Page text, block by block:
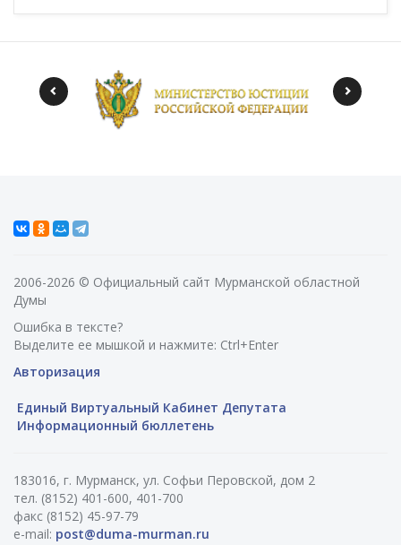
2006-2026 © Официальный сайт Мурманской областной
Думы
Ошибка в тексте?
Выделите ее мышкой и нажмите: Ctrl+Enter
Авторизация
Единый Виртуальный Кабинет Депутата
Информационный бюллетень
183016, г. Мурманск, ул. Софьи Перовской, дом 2
тел. (8152) 401-600, 401-700
факс (8152) 45-97-79
e-mail: post@duma-murman.ru